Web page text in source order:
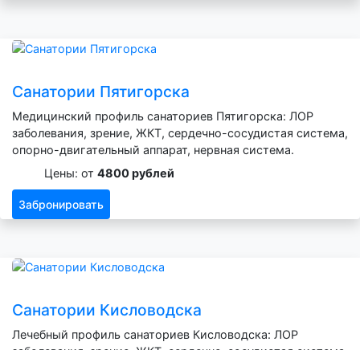
Санатории Пятигорска
Медицинский профиль санаториев Пятигорска: ЛОР
заболевания, зрение, ЖКТ, сердечно-сосудистая система,
опорно-двигательный аппарат, нервная система.
Цены: от 4800 рублей
Забронировать
Санатории Кисловодска
Лечебный профиль санаториев Кисловодска: ЛОР